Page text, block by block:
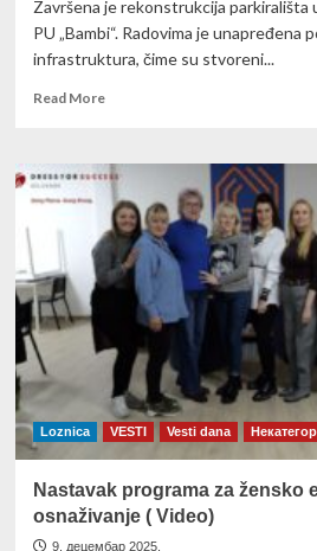
Završena je rekonstrukcija parkirališta
PU „Bambi“. Radovima je unapređena
infrastruktura, čime su stvoreni...
Read MoreRead
Više
reda
funkcionalnosti:
Završeni
radovi
parkiralištu
Lamela
Loznica VESTI Vesti dana
Nastavak programa za žensko
osnaživanje ( Video)
9. децембар 2025.